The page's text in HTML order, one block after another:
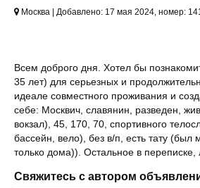
Москва | Добавлено: 17 мая 2024, номер:
Всем доброго дня. Хотел бы
35 лет) для серьезных и
идеале совместного проживания и
себе: Москвич, славянин, разведен,
вокзал), 45, 170, 70, спортивного
бассейн, вело), без в/п, есть тату (был
только дома)). Остальное в переписке,
Свяжитесь с автором